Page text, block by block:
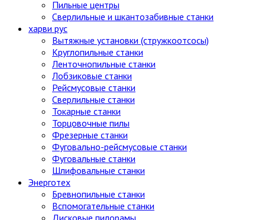
Пильные центры
Сверлильные и шкантозабивные станки
харви рус
Вытяжные установки (стружкоотсосы)
Круглопильные станки
Ленточнопильные станки
Лобзиковые станки
Рейсмусовые станки
Сверлильные станки
Токарные станки
Торцовочные пилы
Фрезерные станки
Фуговально-рейсмусовые станки
Фуговальные станки
Шлифовальные станки
Энерготех
Бревнопильные станки
Вспомогательные станки
Дисковые пилорамы